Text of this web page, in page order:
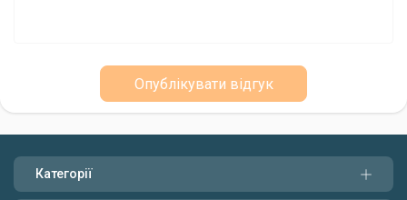
Опублікувати відгук
Категорії